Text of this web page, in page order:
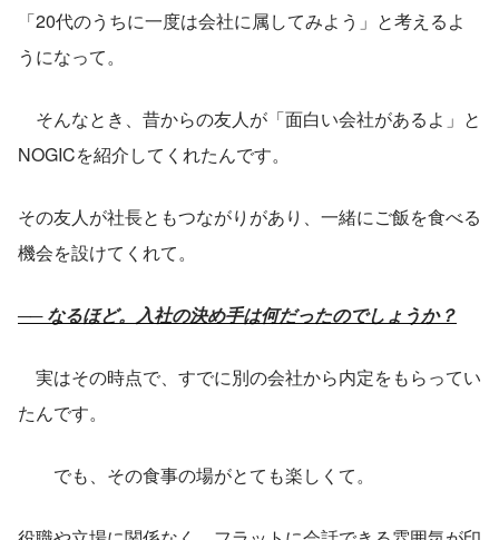
「20代のうちに一度は会社に属してみよう」と考えるよ
うになって。
そんなとき、昔からの友人が「面白い会社があるよ」と
NOGICを紹介してくれたんです。
その友人が社長ともつながりがあり、一緒にご飯を食べる
機会を設けてくれて。
── なるほど。入社の決め手は何だったのでしょうか？
実はその時点で、すでに別の会社から内定をもらってい
たんです。
でも、その食事の場がとても楽しくて。